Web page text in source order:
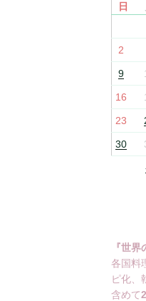
日
2
9
16
23
30
『世
各国料
ピ化、
含めて